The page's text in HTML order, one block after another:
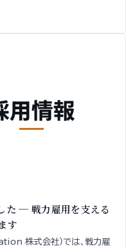
」を開催します。経営者・人
た ─ 戦力雇用を支える
す
株式会社）では、戦力雇